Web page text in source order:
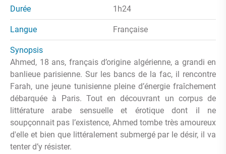
Durée 1h24
Langue Française
Synopsis
Ahmed, 18 ans, français d’origine algérienne, a grandi en
banlieue parisienne. Sur les bancs de la fac, il rencontre
Farah, une jeune tunisienne pleine d’énergie fraîchement
débarquée à Paris. Tout en découvrant un corpus de
littérature arabe sensuelle et érotique dont il ne
soupçonnait pas l’existence, Ahmed tombe très amoureux
d'elle et bien que littéralement submergé par le désir, il va
tenter d’y résister.